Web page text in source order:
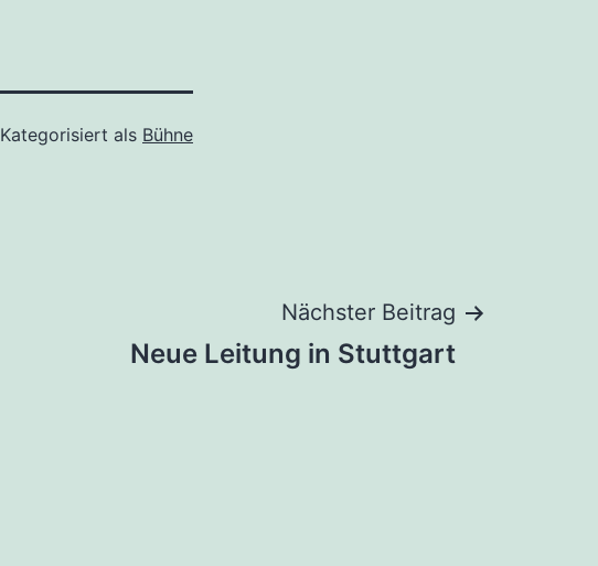
Kategorisiert als Bühne
Nächster Beitrag
Neue Leitung in Stuttgart